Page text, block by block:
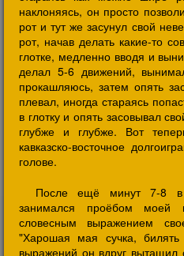
наклоняясь, он просто
рот и тут же засунул свой
рот, начав делать какие-то
глотке, медленно вводя и
делал 5-6 движений,
прокашляюсь, затем опять
плевал, иногда стараясь
в глотку и опять засовывал
глубже и глубже. Вот
кавказско-восточное
голове.
После ещё минут 7-8 в
занимался проёбом моей
словесным выражением
"Харошая мая сучка,
выражений он вдруг